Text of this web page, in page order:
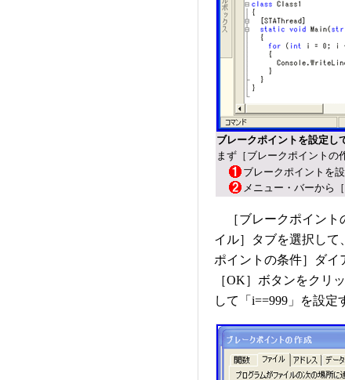
ブレークポイントを設定し
まず［ブレークポイントの
ブレークポイントを
メニュー・バーから
［ブレークポイント
イル］タブを選択して
ポイントの条件］ダイ
［OK］ボタンをクリ
して「i==999」を設定